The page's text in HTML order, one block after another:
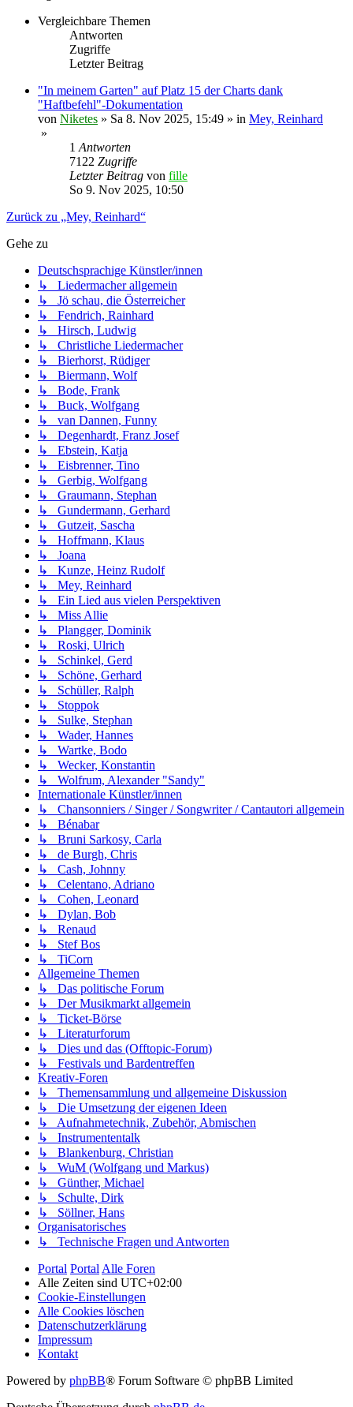
Vergleichbare Themen
Antworten
Zugriffe
Letzter Beitrag
"In meinem Garten" auf Platz 15 der Charts dank
"Haftbefehl"-Dokumentation
von Niketes » Sa 8. Nov 2025, 15:49 » in Mey, Reinhard
»
1 Antworten
7122 Zugriffe
Letzter Beitrag von fille
So 9. Nov 2025, 10:50
Zurück zu „Mey, Reinhard“
Gehe zu
Deutschsprachige Künstler/innen
↳ Liedermacher allgemein
↳ Jö schau, die Österreicher
↳ Fendrich, Rainhard
↳ Hirsch, Ludwig
↳ Christliche Liedermacher
↳ Bierhorst, Rüdiger
↳ Biermann, Wolf
↳ Bode, Frank
↳ Buck, Wolfgang
↳ van Dannen, Funny
↳ Degenhardt, Franz Josef
↳ Ebstein, Katja
↳ Eisbrenner, Tino
↳ Gerbig, Wolfgang
↳ Graumann, Stephan
↳ Gundermann, Gerhard
↳ Gutzeit, Sascha
↳ Hoffmann, Klaus
↳ Joana
↳ Kunze, Heinz Rudolf
↳ Mey, Reinhard
↳ Ein Lied aus vielen Perspektiven
↳ Miss Allie
↳ Plangger, Dominik
↳ Roski, Ulrich
↳ Schinkel, Gerd
↳ Schöne, Gerhard
↳ Schüller, Ralph
↳ Stoppok
↳ Sulke, Stephan
↳ Wader, Hannes
↳ Wartke, Bodo
↳ Wecker, Konstantin
↳ Wolfrum, Alexander "Sandy"
Internationale Künstler/innen
↳ Chansonniers / Singer / Songwriter / Cantautori allgemein
↳ Bénabar
↳ Bruni Sarkosy, Carla
↳ de Burgh, Chris
↳ Cash, Johnny
↳ Celentano, Adriano
↳ Cohen, Leonard
↳ Dylan, Bob
↳ Renaud
↳ Stef Bos
↳ TiCorn
Allgemeine Themen
↳ Das politische Forum
↳ Der Musikmarkt allgemein
↳ Ticket-Börse
↳ Literaturforum
↳ Dies und das (Offtopic-Forum)
↳ Festivals und Bardentreffen
Kreativ-Foren
↳ Themensammlung und allgemeine Diskussion
↳ Die Umsetzung der eigenen Ideen
↳ Aufnahmetechnik, Zubehör, Abmischen
↳ Instrumententalk
↳ Blankenburg, Christian
↳ WuM (Wolfgang und Markus)
↳ Günther, Michael
↳ Schulte, Dirk
↳ Söllner, Hans
Organisatorisches
↳ Technische Fragen und Antworten
Portal Portal Alle Foren
Alle Zeiten sind UTC+02:00
Cookie-Einstellungen
Alle Cookies löschen
Datenschutzerklärung
Impressum
Kontakt
Powered by phpBB® Forum Software © phpBB Limited